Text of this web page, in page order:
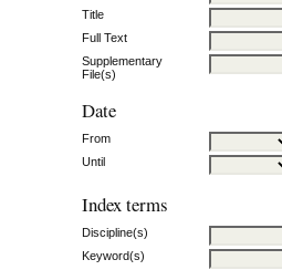
Title
Full Text
Supplementary
File(s)
Date
From
Until
Index terms
Discipline(s)
Keyword(s)